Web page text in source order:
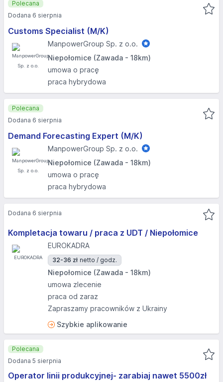
Customs Specialist (M/K)
ManpowerGroup Sp. z o.o.
Niepołomice (Zawada - 18km)
umowa o pracę
praca hybrydowa
Polecana
Dodana 6 sierpnia
Demand Forecasting Expert (M/K)
ManpowerGroup Sp. z o.o.
Niepołomice (Zawada - 18km)
umowa o pracę
praca hybrydowa
Polecana
Dodana 6 sierpnia
Kompletacja towaru / praca z UDT / Niepołomice
EUROKADRA
32-36 zł netto / godz.
Niepołomice (Zawada - 18km)
umowa zlecenie
praca od zaraz
Zapraszamy pracowników z Ukrainy
Szybkie aplikowanie
Dodana 6 sierpnia
Operator linii produkcyjnej- zarabiaj nawet 5500zł
Polecana
Dodana 5 sierpnia